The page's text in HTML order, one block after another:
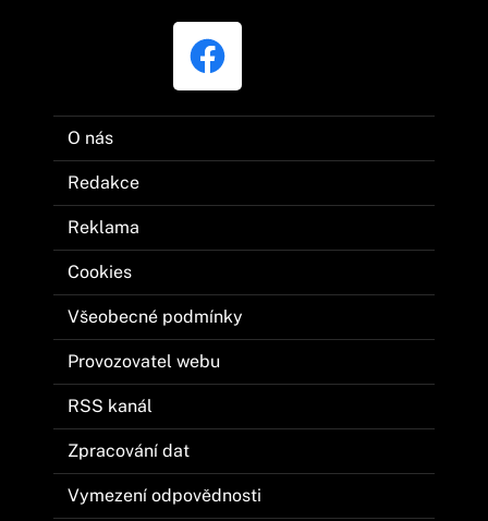
O nás
Redakce
Reklama
Cookies
Všeobecné podmínky
Provozovatel webu
RSS kanál
Zpracování dat
Vymezení odpovědnosti